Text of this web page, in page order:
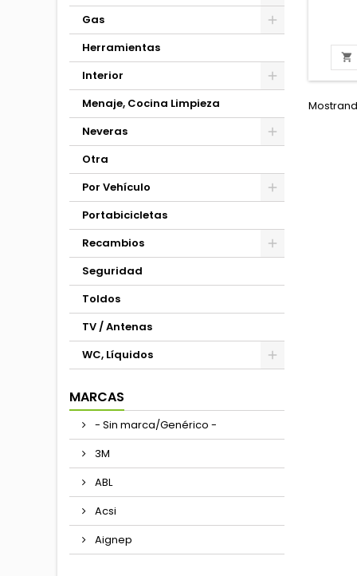
Gas
Herramientas
Interior
Menaje, Cocina Limpieza
Neveras
Otra
Por Vehículo
Portabicicletas
Recambios
Seguridad
Toldos
TV / Antenas
WC, Líquidos
MARCAS
- Sin marca/Genérico -
3M
ABL
Acsi
Aignep
